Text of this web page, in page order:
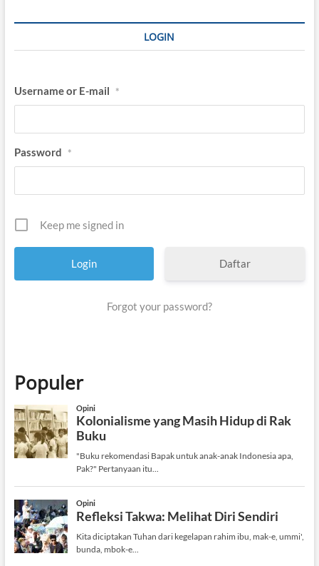
j
LOGIN
Username or E-mail *
Password *
Keep me signed in
Daftar
Forgot your password?
Populer